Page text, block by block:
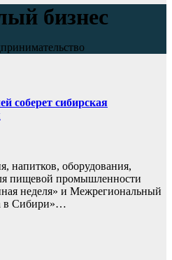
бизнес
соберет сибирская
напитков, оборудования,
пищевой промышленности
неделя» и Межрегиональный
в Сибири»…